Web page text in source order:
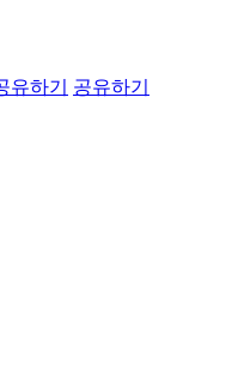
유하기 공유하기